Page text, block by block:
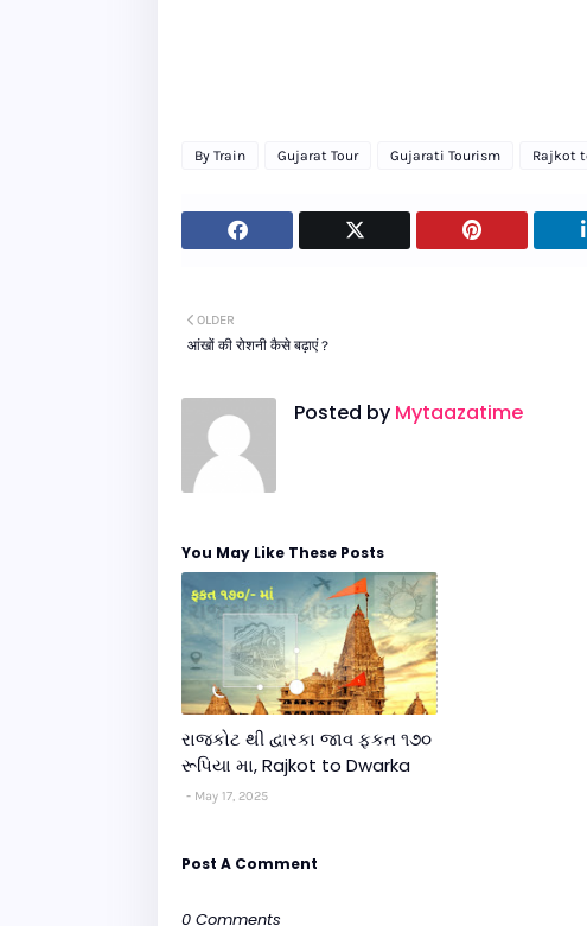
By Train Gujarat Tour Gujarati Tourism Rajkot
OLDER
आंखों की रोशनी कैसे बढ़ाएं ?
Posted by Mytaazatime
You May Like These Posts
રાજકોટ થી દ્વારકા જાવ ફકત ૧૭૦
રૂપિયા મા, Rajkot to Dwarka
May 17, 2025
Post A Comment
0 Comments